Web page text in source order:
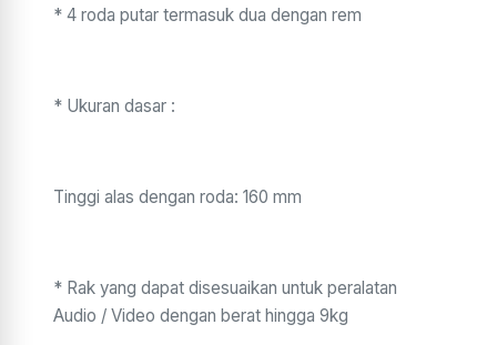
* 4 roda putar termasuk dua dengan rem
* Ukuran dasar :
Tinggi alas dengan roda: 160 mm
* Rak yang dapat disesuaikan untuk peralatan
Audio / Video dengan berat hingga 9kg